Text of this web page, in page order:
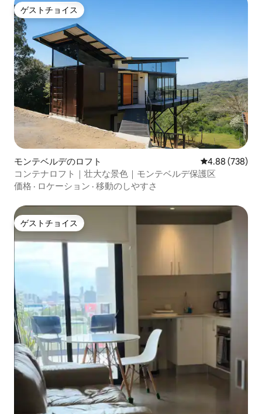
ゲストチョイス
ゲストチョイス
モンテベルデのロフト レビュー738
4.88 (738)
コンテナロフト｜壮大な景色｜モンテベルデ保護区
価格 · ロケーション · 移動のしやすさ
ゲストチョイス
ゲストチョイス